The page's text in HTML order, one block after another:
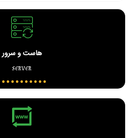
هاست و سرور
server